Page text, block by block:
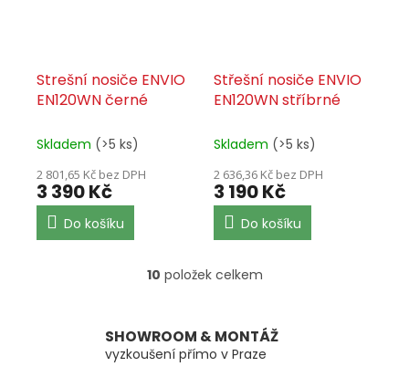
Strešní nosiče ENVIO
EN120WN černé
Skladem (>5 ks)
2 801,65 Kč bez DPH
3 390 Kč
Do košíku
Střešní nosiče ENVIO
EN120WN stříbrné
Skladem (>5 ks)
2 636,36 Kč bez DPH
3 190 Kč
Do košíku
O
á
d
10 položek celkem
SHOWROOM & MONTÁŽ
vyzkoušení přímo v Praze